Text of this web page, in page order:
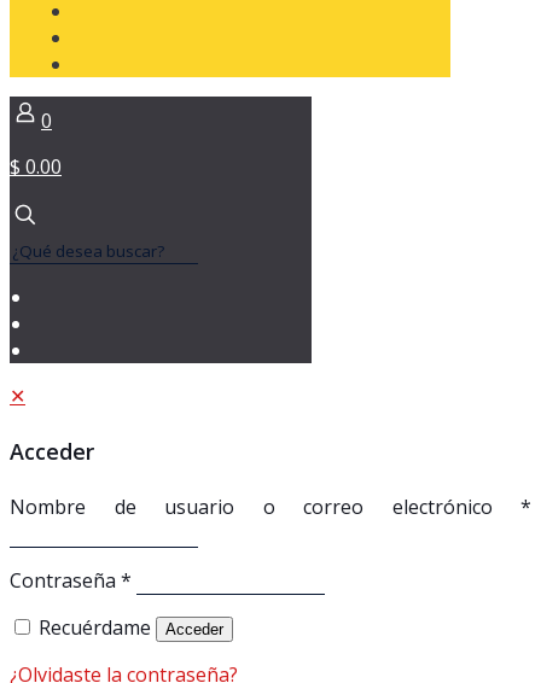
0
$ 0.00
✕
Acceder
Nombre de usuario o correo electrónico *
Contraseña *
Recuérdame
Acceder
¿Olvidaste la contraseña?